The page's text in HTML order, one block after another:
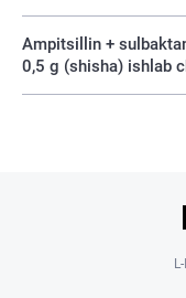
Ampitsillin +
0,5 g (shisha) ishlab